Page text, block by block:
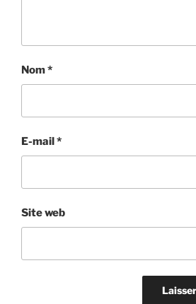
Nom*
E-mail*
Site web